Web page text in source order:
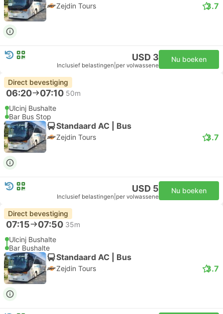
Zejdin Tours 3.7
USD 3
Inclusief belastingen per volwassene
Nu boeken
Direct bevestiging
06:20 07:10 50m
Ulcinj Bushalte
Bar Bus Stop
Standaard AC | Bus
Zejdin Tours 3.7
USD 5
Inclusief belastingen per volwassene
Nu boeken
Direct bevestiging
07:15 07:50 35m
Ulcinj Bushalte
Bar Bushalte
Standaard AC | Bus
Zejdin Tours 3.7